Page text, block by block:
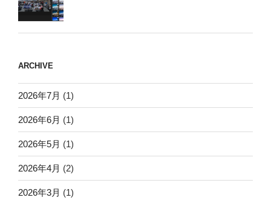
ARCHIVE
2026年7月 (1)
2026年6月 (1)
2026年5月 (1)
2026年4月 (2)
2026年3月 (1)